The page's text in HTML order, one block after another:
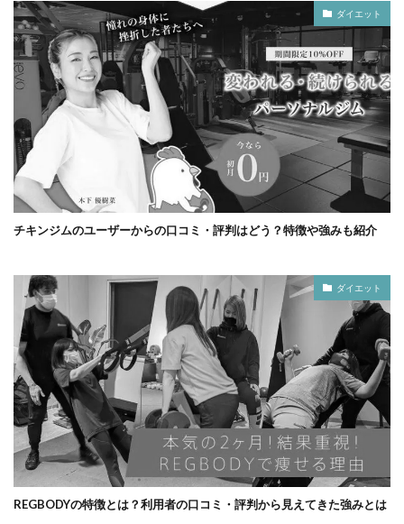
ダイエット
チキンジムのユーザーからの口コミ・評判はどう？特徴や強みも紹介
ダイエット
REGBODYの特徴とは？利用者の口コミ・評判から見えてきた強みとは